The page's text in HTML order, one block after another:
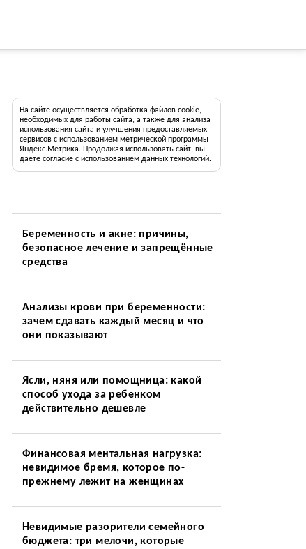
На сайте осуществляется обработка файлов cookie,
необходимых для работы сайта, а также для анализа
использования сайта и улучшения предоставляемых
сервисов с использованием метрической программы
Яндекс.Метрика. Продолжая использовать сайт, вы
даете согласие с использованием данных технологий.
Беременность и акне: причины,
безопасное лечение и запрещённые
средства
Анализы крови при беременности:
зачем сдавать каждый месяц и что
они показывают
Ясли, няня или помощница: какой
способ ухода за ребенком
действительно дешевле
Финансовая ментальная нагрузка:
невидимое бремя, которое по-
прежнему лежит на женщинах
Невидимые разорители семейного
бюджета: три мелочи, которые